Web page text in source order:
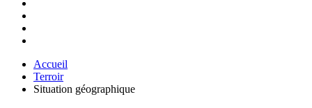
Accueil
Terroir
Situation géographique